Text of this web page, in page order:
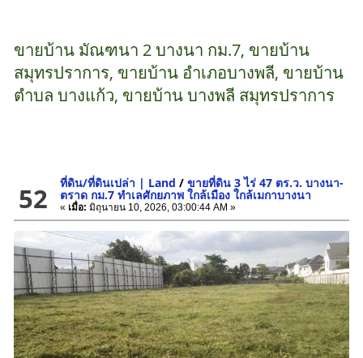
ขายบ้าน มัณฑนา 2 บางนา กม.7, ขายบ้าน
สมุทรปราการ, ขายบ้าน อำเภอบางพลี, ขายบ้าน
ตำบล บางแก้ว, ขายบ้าน บางพลี สมุทรปราการ
52 ที่ดิน/ที่ดินเปล่า | Land /ขายที่ดิน 3 ไร่ 47 ตร.ว. บางนา-
ตราด กม.7 ทำเลศักยภาพ ใกล้เมือง ใกล้เมกาบางนา
« เมื่อ: มิถุนายน 10, 2026, 03:00:44 AM »